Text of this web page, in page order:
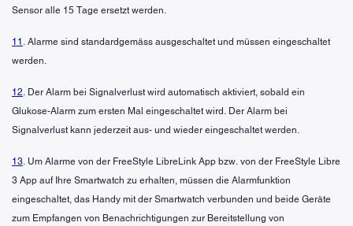
Sensor alle 15 Tage ersetzt werden.
11 . Alarme sind standardgemäss ausgeschaltet und müssen eingeschaltet
werden.
12. Der Alarm bei Signalverlust wird automatisch aktiviert, sobald ein
Glukose-Alarm zum ersten Mal eingeschaltet wird. Der Alarm bei
Signalverlust kann jederzeit aus- und wieder eingeschaltet werden.
13. Um Alarme von der FreeStyle LibreLink App bzw. von der FreeStyle Libre
3 App auf Ihre Smartwatch zu erhalten, müssen die Alarmfunktion
eingeschaltet, das Handy mit der Smartwatch verbunden und beide Geräte
zum Empfangen von Benachrichtigungen zur Bereitstellung von